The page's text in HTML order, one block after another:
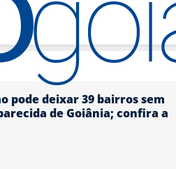
pode deixar 39 bairros sem
de Goiânia; confira a